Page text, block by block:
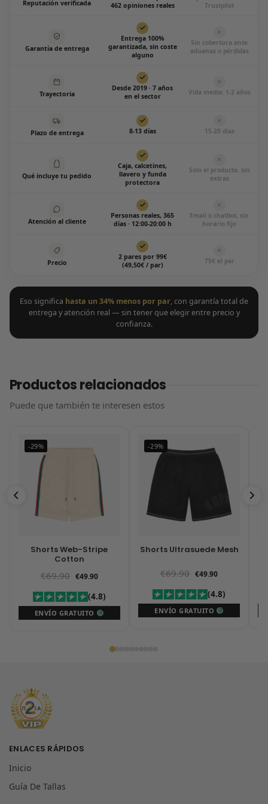
Reputación verificada
462 opiniones reales
Trustpilot
Garantía de entrega
Entrega 100%
garantizada, sin coste
alguno
Sin cobertura ante
aduanas o pérdidas
Trayectoria
Desde 2019 · 7 años
en el sector
Vida media: 1-2 años
Plazo de entrega 8-13 días 15-20 días
Qué incluye tu pedido
Caja, calcetines,
llavero y funda
protectora
Solo el producto, sin
extras
Atención al cliente
Personas reales, 365
días · 12:00-20:00 h
Email o chatbot, sin
horario fijo
Precio
2 pares por 99€
(49,50€ / par)
75€ el par
Eso significa hasta un 34% menos por par, con garantía total de
entrega y atención real — sin tener que elegir entre precio y
confianza.
Productos relacionados
Puede que también te interesen estos
-29%
Shorts Web-Stripe
Cotton
€69.90 €49.90
(4.8)
ENVÍO GRATUITO
-29%
Shorts Ultrasuede Mesh
€69.90 €49.90
(4.8)
ENVÍO GRATUITO
ENLACES RÁPIDOS
Inicio
Guía De Tallas